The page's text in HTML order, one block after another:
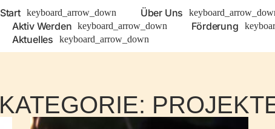
Start
Über Uns
Aktiv Werden
Förderung
Aktuelles
KATEGORIE: